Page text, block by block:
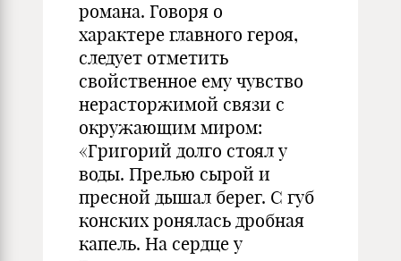
романа. Говоря о
характере главного героя,
следует отметить
свойственное ему чувство
нерасторжимой связи с
окружающим миром:
«Григорий долго стоял у
воды. Прелью сырой и
пресной дышал берег. С губ
конских ронялась дробная
капель. На сердце у